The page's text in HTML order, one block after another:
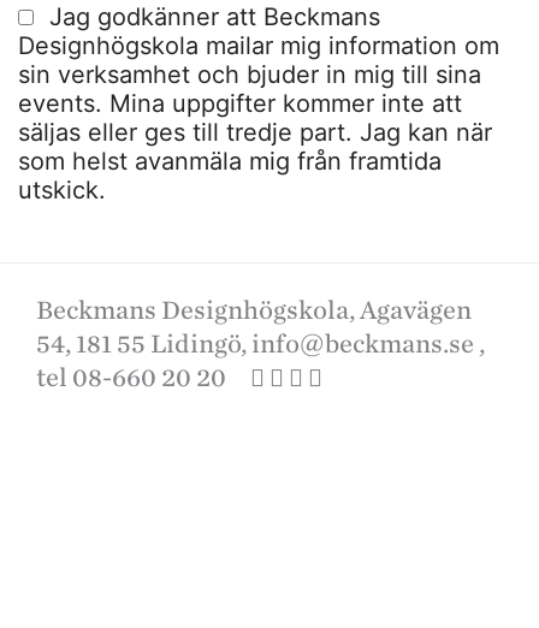
Jag godkänner att Beckmans
Designhögskola mailar mig information om
sin verksamhet och bjuder in mig till sina
events. Mina uppgifter kommer inte att
säljas eller ges till tredje part. Jag kan när
som helst avanmäla mig från framtida
utskick.
Beckmans Designhögskola, Agavägen
54, 181 55 Lidingö, info@beckmans.se ,
tel 08-660 20 20